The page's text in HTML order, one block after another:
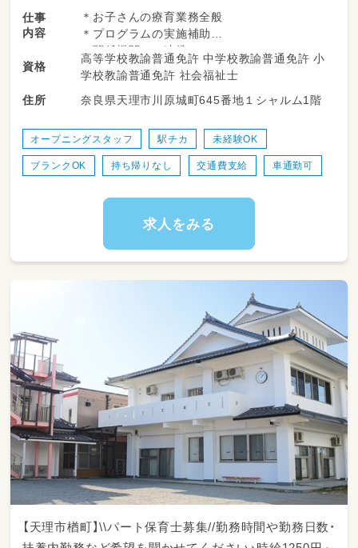
仕事
内容
＊お子さんの療育業務全般
＊プログラムの実施補助
＊関係機関との連携
＊送迎業務(ノア・シエンタ)
苦手な方も相談可能です！
資格
高等学校教諭普通免許 中学校教諭普通免許 小
学校教諭普通免許 社会福祉士
住所
奈良県天理市川原城町645番地１シャルム1階
オープニングスタッフ 駅チカ 未経験OK
ブランクOK 持ち帰りなし 交通費支給 車通勤可
求人をみる
【天理市楢町】\\パート保育士募集//勤務時間や勤務日数・